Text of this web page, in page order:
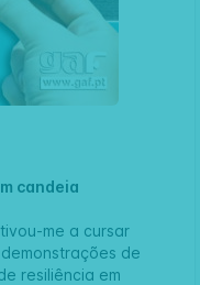
candeia
me a cursar
de
resiliência em